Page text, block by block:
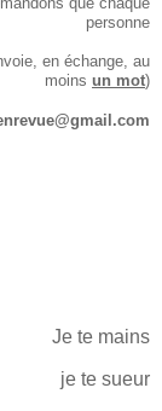
personne
en échange, au
moins un mot)
Je te mains
je te sueur